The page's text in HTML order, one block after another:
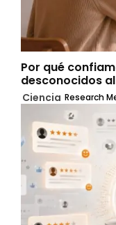
Por qué
desconocidos
Ciencia Research